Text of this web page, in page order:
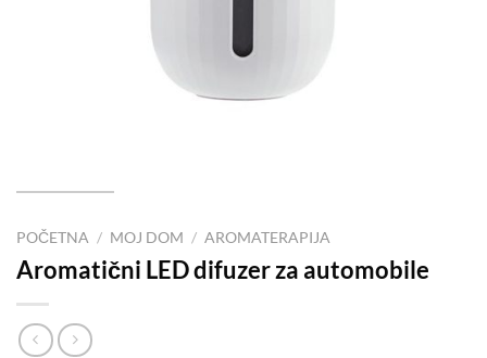
POČETNA / MOJ DOM / AROMATERAPIJA
Aromatični LED difuzer za automobile